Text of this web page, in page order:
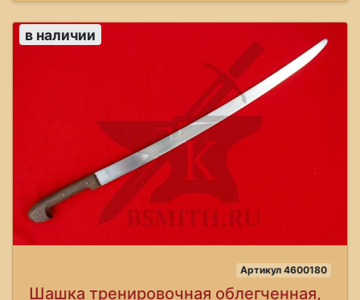
в наличии
Артикул 4600180
Шашка тренировочная облегченная,